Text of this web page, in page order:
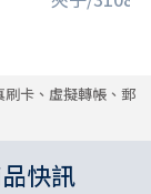
刷卡、虛擬轉帳、郵
快訊